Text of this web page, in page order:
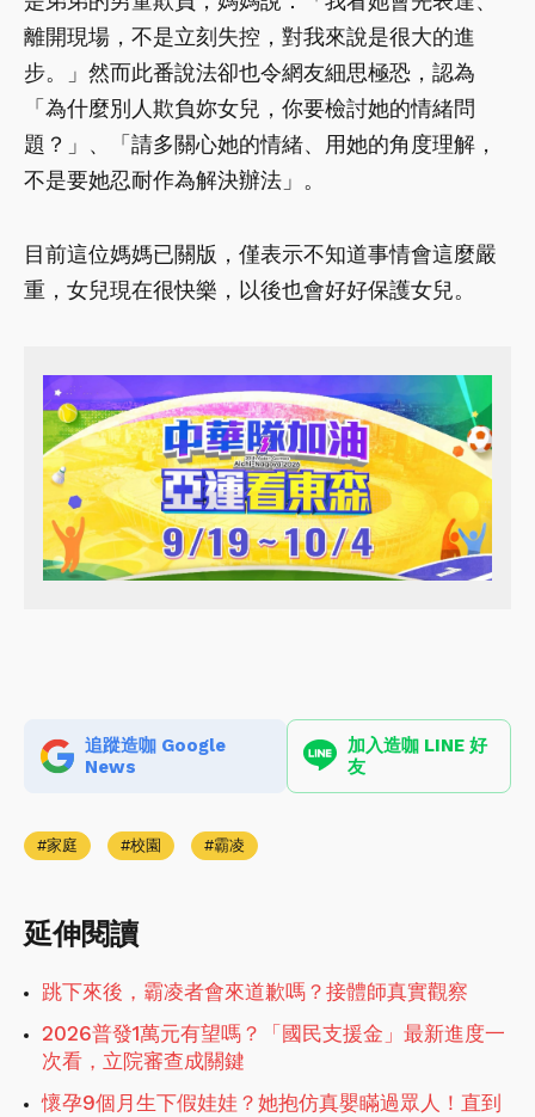
離開現場，不是立刻失控，對我來說是很大的進
步。」然而此番說法卻也令網友細思極恐，認為
「為什麼別人欺負妳女兒，你要檢討她的情緒問
題？」、「請多關心她的情緒、用她的角度理解，
不是要她忍耐作為解決辦法」。
目前這位媽媽已關版，僅表示不知道事情會這麼嚴
重，女兒現在很快樂，以後也會好好保護女兒。
追蹤造咖 Google
News
加入造咖 LINE 好
友
家庭 校園 霸凌
延伸閱讀
跳下來後，霸凌者會來道歉嗎？接體師真實觀察
2026普發1萬元有望嗎？「國民支援金」最新進度一
次看，立院審查成關鍵
懷孕9個月生下假娃娃？她抱仿真嬰瞞過眾人！直到